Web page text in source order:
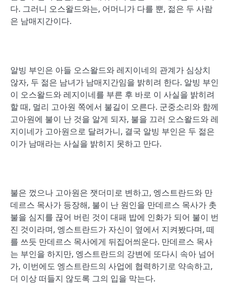
다. 그러니 오스왈드와는, 어머니가 다를 뿐, 젊은 두 사람
은 남매지간이다.
알빙 부인은 아들 오스왈드와 레지이네의 관계가 심상치
않자, 두 젊은 남녀가 남매지간임을 밝히려 한다. 알빙 부인
이 오스왈드와 레지이네를 부른 후 바로 이 사실을 밝히려
할 때, 멀리 고아원 쪽에서 불길이 오른다. 군중소리와 함께
고아원에 불이 난 것을 알게 되자, 불을 끄러 오스왈드와 레
지이네가 고아원으로 달려가니, 결국 알빙 부인은 두 젊은
이가 남매라는 사실을 밝히지 못하고 만다.
불은 껐으나 고아원은 잿더미로 변하고, 엥스트란드와 만
데르스 목사가 등장해, 불이 난 원인을 만데르스 목사가 촛
불을 심지를 끊어 버린 것이 대패 밥에 인화가 되어 불이 번
진 것이라며, 엥스트란드가 자신이 옆에서 지켜봤다며, 떼
를 쓰듯 만데르스 목사에게 뒤집어씌운다. 만데르스 목사
는 부인을 하지만, 엥스트란드의 강변에 또다시 속아 넘어
가, 이번에도 엥스트란드의 사업에 협력하기로 약속하고,
더 이상 떠들지 않도록 그의 입을 막는다.